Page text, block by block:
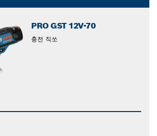
PRO GST 12V-70
충전 직쏘